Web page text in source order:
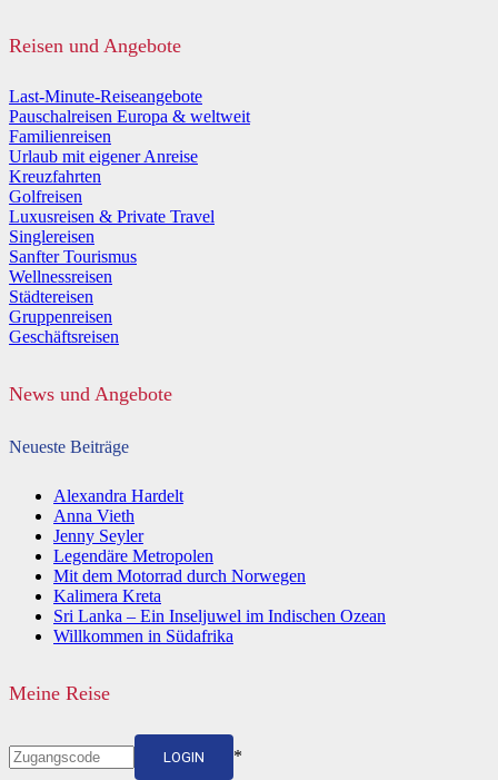
Reisen und Angebote
Last-Minute-Reiseangebote
Pauschalreisen Europa & weltweit
Familienreisen
Urlaub mit eigener Anreise
Kreuzfahrten
Golfreisen
Luxusreisen & Private Travel
Singlereisen
Sanfter Tourismus
Wellnessreisen
Städtereisen
Gruppenreisen
Geschäftsreisen
News und Angebote
Neueste Beiträge
Alexandra Hardelt
Anna Vieth
Jenny Seyler
Legendäre Metropolen
Mit dem Motorrad durch Norwegen
Kalimera Kreta
Sri Lanka – Ein Inseljuwel im Indischen Ozean
Willkommen in Südafrika
Meine Reise
LOGIN *